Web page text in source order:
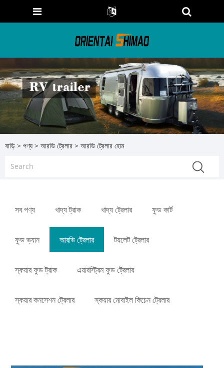
বাড়ি > পণ্য > আরভি ট্রেলার > আরভি ট্রেলার হোম
সব পণ্য খাদ্য ট্রাক খাদ্য ট্রেলার ফুড কার্ট
ফুড ভ্যান আরভি ট্রেলার টয়লেট ট্রেলার
স্কয়ার ফুড ট্রাক এয়ারস্ট্রিম ফুড ট্রেলার
স্কয়ার কনসেশন ট্রেলার স্কয়ার মোবাইল কিচেন ট্রেলার